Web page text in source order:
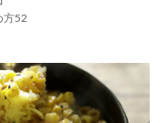
方52